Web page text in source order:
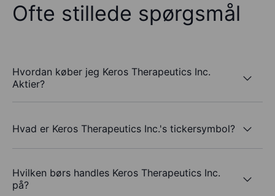
Ofte stillede spørgsmål
Hvordan køber jeg Keros Therapeutics Inc.
Aktier?
Hvad er Keros Therapeutics Inc.'s tickersymbol?
Hvilken børs handles Keros Therapeutics Inc.
på?